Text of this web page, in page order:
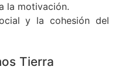
la motivación.
y la cohesión del
Tierra